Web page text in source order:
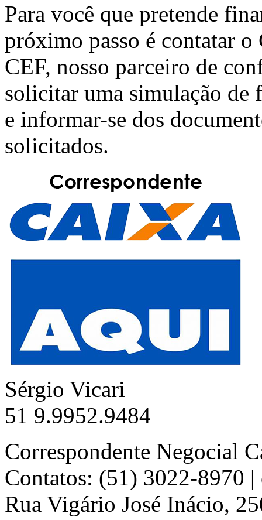
Para você que pretende
próximo passo é contatar o
CEF, nosso parceiro de
solicitar uma simulação de
e informar-se dos
solicitados.
Sérgio Vicari
51 9.9952.9484
Correspondente Negocial
Contatos: (51) 3022-8970
Rua Vigário José Inácio,